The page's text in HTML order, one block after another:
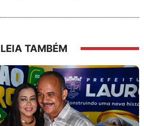
LEIA TAMBÉM